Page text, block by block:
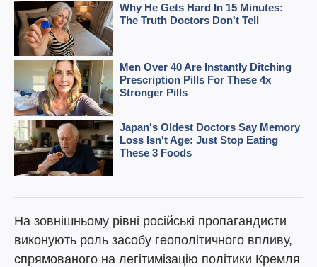
На зовнішньому рівні російські пропагандисти
виконують роль засобу геополітичного впливу,
спрямованого на легітимізацію політики Кремля